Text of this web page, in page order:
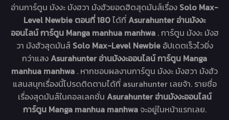
อ่านการ์ตูน มังงะ มังฮวา มังฮัวยอดฮิตสุดมันส์เรื่อง Solo Max-
Level Newbie ตอนที่ 180ได้ที่Asurahunter อ่านมังงะ
ออนไลน์ การ์ตูน Manga manhua manhwa . การ์ตูน มังงะ มังฮ
วา มังฮัวสุดมันส์ Solo Max-Level Newbie อัปเดตเร็วไวยิ่ง
กว่าแสงAsurahunter อ่านมังงะออนไลน์ การ์ตูน Manga
manhua manhwa . หากชอบผลงานการ์ตูน มังงะ มังฮวา มังฮัว
แสนสนุกเรื่องนี้โปรดติดตามได้ที่ asurahunter เลยจ้า. รายชื่อ
เรื่องสุดมันส์ในคอลเลคชั่น Asurahunter อ่านมังงะออนไลน์
การ์ตูน Manga manhua manhwa จะอยู่ในหน้าแรกเลย.